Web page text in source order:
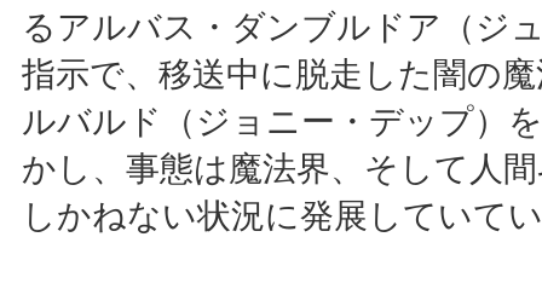
るアルバス・ダンブルドア（ジ
指示で、移送中に脱走した闇の
ルバルド（ジョニー・デップ）
かし、事態は魔法界、そして人
しかねない状況に発展していて